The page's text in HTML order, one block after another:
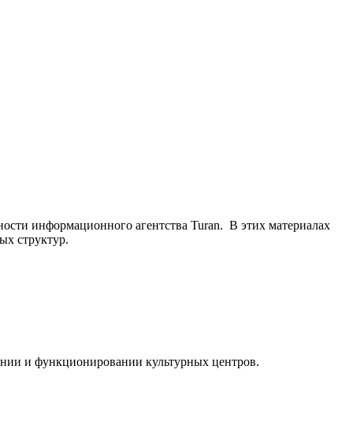
информационного агентства Turan. В этих материалах
структур.
и функционировании культурных центров.